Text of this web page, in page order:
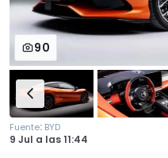
90
Fuente: BYD
9 Jul a las11:44